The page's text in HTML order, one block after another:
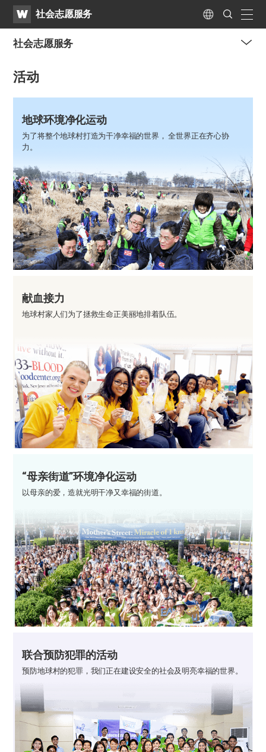
WATV社会志愿服务 Language
Search
Submit
社会志愿服务
活动
地球环境净化运动
为了将整个地球村打造为干净幸福的世界， 全世界正在齐心协
力。
献血接力
地球村家人们为了拯救生命正美丽地排着队伍。
“母亲街道”环境净化运动
以母亲的爱，造就光明干净又幸福的街道。
联合预防犯罪的活动
预防地球村的犯罪，我们正在建设安全的社会及明亮幸福的世界。